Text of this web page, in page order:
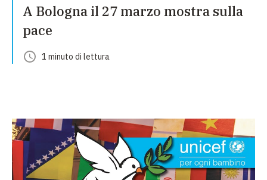
A Bologna il 27 marzo mostra sulla
pace
1 minuto di lettura